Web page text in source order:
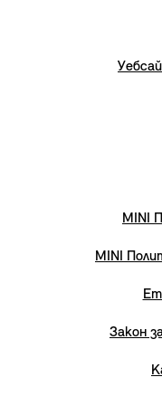
MINI
MINI
Закон